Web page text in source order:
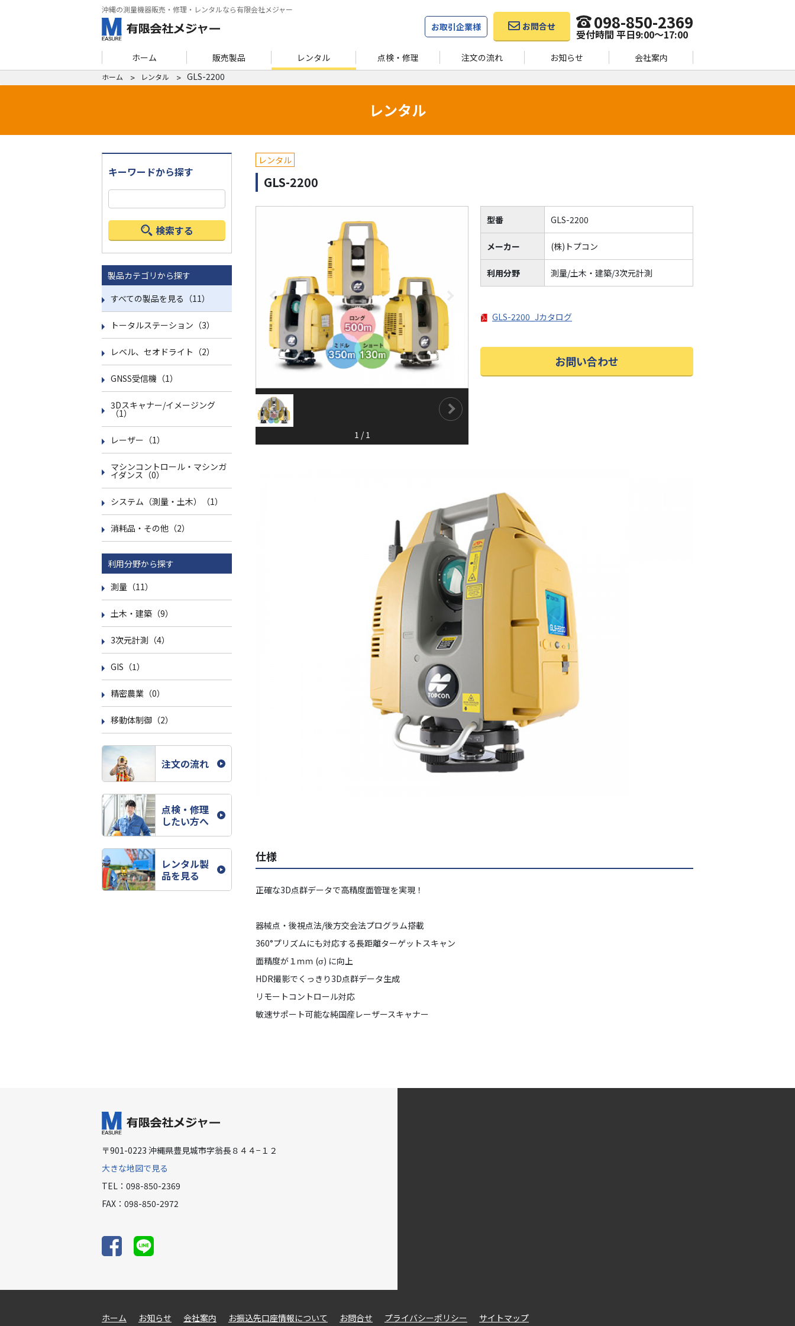
お取引企業様 お問合せ 098-850-2369
受付時間 平日9:00〜17:00
沖縄の測量機器販売・修理・レンタルなら有限会社メジャー
ホーム 販売製品 レンタル 点検・修理 注文の流れ お知らせ 会社案内
ホーム レンタル GLS-2200
レンタル
レンタル
GLS-2200
1 /1
型番 GLS-2200
メーカー (株)トプコン
利用分野 測量/土木・建築/3次元計測
GLS-2200_Jカタログ
お問い合わせ
仕様
正確な3D点群データで高精度面管理を実現！
器械点・後視点法/後方交会法プログラム搭載
360°プリズムにも対応する長距離ターゲットスキャン
面精度が１ｍｍ (σ) に向上
HDR撮影でくっきり3D点群データ生成
リモートコントロール対応
敏速サポート可能な純国産レーザースキャナー
キーワードから探す
検索する
製品カテゴリから探す
すべての製品を見る（11）
トータルステーション（3）
レベル、セオドライト（2）
GNSS受信機（1）
3Dスキャナー/イメージング
（1）
レーザー（1）
マシンコントロール・マシンガ
イダンス（0）
システム（測量・土木）（1）
消耗品・その他（2）
利用分野から探す
測量（11）
土木・建築（9）
3次元計測（4）
GIS（1）
精密農業（0）
移動体制御（2）
注文の流れ
点検・修理
したい方へ
レンタル製
品を見る
〒901-0223 沖縄県豊見城市字翁長８４４−１２
大きな地図で見る
TEL：098-850-2369
FAX：098-850-2972
ホーム お知らせ 会社案内 お振込先口座情報について お問合せ プライバシーポリシー サイトマップ